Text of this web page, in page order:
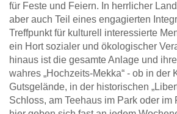
für Feste und Feiern. In herrlicher
aber auch Teil eines engagierten
Treffpunkt für kulturell interessierte
ein Hort sozialer und ökologischer
hinaus ist die gesamte Anlage und
wahres „Hochzeits-Mekka“ - ob in der
Gutsgelände, in der historischen
Schloss, am Teehaus im Park oder im